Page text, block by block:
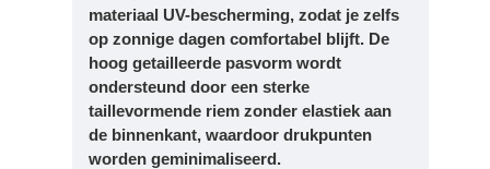
materiaal UV-bescherming, zodat je zelfs
op zonnige dagen comfortabel blijft. De
hoog getailleerde pasvorm wordt
ondersteund door een sterke
taillevormende riem zonder elastiek aan
de binnenkant, waardoor drukpunten
worden geminimaliseerd.